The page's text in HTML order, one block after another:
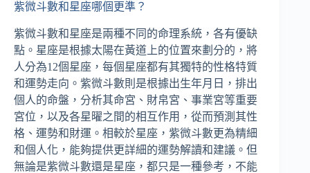
紫微斗數和星座哪個更準？
紫微斗數和星座是兩種不同的命理系統，各有優缺
點。星座是根據太陽在黃道上的位置來劃分的，將
人分為12個星座，每個星座都有其獨特的性格特質
和運勢走向。紫微斗數則是根據出生年月日，排出
個人的命盤，分析其命宮、財帛宮、事業宮等重要
宮位，以及各星曜之間的相互作用，從而預測其性
格、運勢和財運。相較於星座，紫微斗數更為精細
和個人化，能夠提供更詳細的運勢解讀和建議。但
無論是紫微斗數還是星座，都只是一種參考，不能